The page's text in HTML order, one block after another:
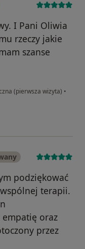
I Pani Oliwia
rzeczy jakie
szanse
(pierwsza wizyta) •
podziękować
terapii.
oraz
przez